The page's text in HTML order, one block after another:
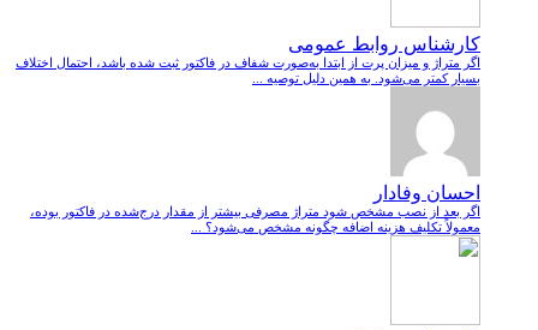
کارشناس روابط عمومی
اگر متراژ و میزان پرت از ابتدا به‌صورت شفاف در فاکتور ثبت شده باشد، احتمال اختلاف
بسیار کمتر می‌شود. به همین دلیل توصیه ...
احسان وفادار
اگر بعد از نصب مشخص شود متراژ مصرفی بیشتر از مقدار درج‌شده در فاکتور بوده،
معمولاً تکلیف هزینه اضافه چگونه مشخص می‌شود؟ ...